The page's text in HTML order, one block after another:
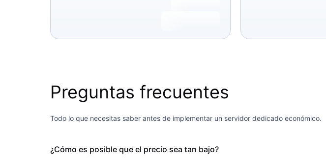
Preguntas frecuentes
Todo lo que necesitas saber antes de implementar un servidor dedicado económico.
¿Cómo es posible que el precio sea tan bajo?